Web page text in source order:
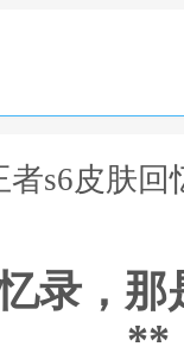
s6皮肤回
录，
**